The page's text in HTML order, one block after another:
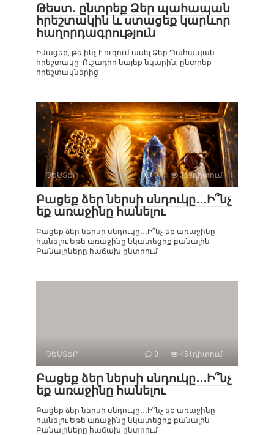
Թեստ․ ընտրեք Ձեր պահապան
հրեշտակին և ստացեք կարևոր
հաղորդագրություն
Իմացեք, թե ինչ է ուզում ասել Ձեր Պահապան
հրեշտակը: Ուշադիր նայեք նկարին, ընտրեք
հրեշտակներից
ԹԵՍՏԵՐ 0 369դիտում
Բացեք ձեր ներսի սնդուկը․․․Ի՞նչ
եք առաջինը հանելու
Բացեք ձեր ներսի սնդուկը․․․Ի՞նչ եք առաջինը
հանելու Եթե ​​առաջինը նկատեցիք բանալին
Բանալիները հաճախ ընտրում
ԹԵՍՏԵՐ 0 451դիտում
Բացեք ձեր ներսի սնդուկը․․․Ի՞նչ
եք առաջինը հանելու
Բացեք ձեր ներսի սնդուկը․․․Ի՞նչ եք առաջինը
հանելու Եթե ​​առաջինը նկատեցիք բանալին
Բանալիները հաճախ ընտրում